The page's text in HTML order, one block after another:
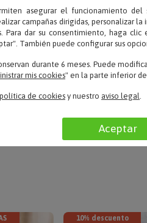
Hana – 22/09/2019
«Muchas
LEER TODAS LAS
10% descuento
asegurar el funcionamiento
campañas dirigidas, personalizar
Para dar su consentimiento, haga clic
También puede configurar sus
durante 6 meses. Puede
mis cookies" en la parte inferior
política de cookies y nuestro aviso legal.
Aceptar